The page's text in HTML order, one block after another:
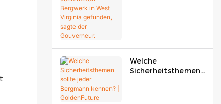
Welche
Sicherheitsthemen